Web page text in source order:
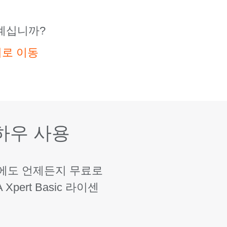
십니까?
이동
우 사용
도 언제든지 무료로
Xpert Basic 라이센